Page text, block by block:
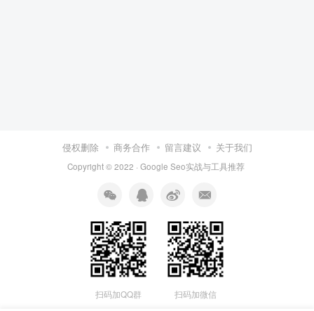
侵权删除 商务合作 留言建议 关于我们
Copyright © 2022 · Google Seo实战与工具推荐
扫码加QQ群 扫码加微信